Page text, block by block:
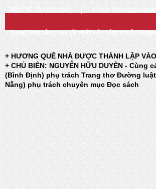
TRỞ VỀ TRANG CHỦ Email:
Trang Web này chạy tốt nhất trên trình duyệt
+ HƯƠNG QUÊ NHÀ ĐƯỢC THÀNH LẬP
+ CHỦ BIÊN: NGUYỄN HỮU DUYÊN - Cùng
(Bình Định) phụ trách Trang thơ Đường
Nẵng) phụ trách chuyên mục Đọc sách